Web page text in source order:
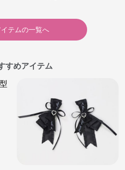
テムの一覧へ
すめアイテム